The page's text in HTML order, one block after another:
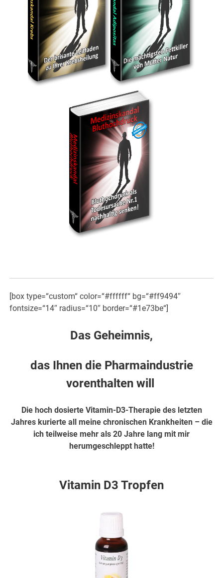
[box type=“custom“ color=“#ffffff“ bg=“#ff9494″
fontsize=“14″ radius=“10″ border=“#1e73be“]
Das Geheimnis,
das Ihnen die Pharmaindustrie
vorenthalten will
Die hoch dosierte Vitamin-D3-Therapie des letzten
Jahres kurierte all meine chronischen Krankheiten – die
ich teilweise mehr als 20 Jahre lang mit mir
herumgeschleppt hatte!
Vitamin D3 Tropfen